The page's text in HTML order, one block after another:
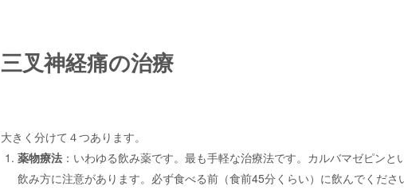
三叉神経痛の治療
大きく分けて４つあります。
薬物療法 ：いわゆる飲み薬です。最も手軽な治療法です。カルバマゼピン
飲み方に注意があります。必ず食べる前（食前45分くらい）に飲んでくださ